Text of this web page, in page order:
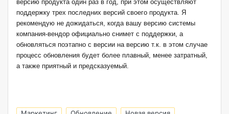
версию продукта один раз в год, при этом осуществляют
поддержку трех последних версий своего продукта. Я
рекомендую не дожидаться, когда вашу версию системы
компания-вендор официально снимет с поддержки, а
обновляться поэтапно с версии на версию т.к. в этом случае
процесс обновления будет более плавный, менее затратный,
а также приятный и предсказуемый.